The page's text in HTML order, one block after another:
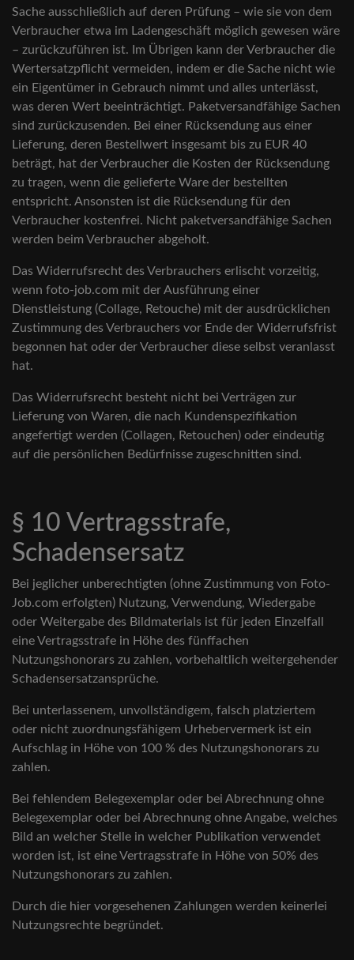
Sache ausschließlich auf deren Prüfung – wie sie von dem
Verbraucher etwa im Ladengeschäft möglich gewesen wäre
– zurückzuführen ist. Im Übrigen kann der Verbraucher die
Wertersatzpflicht vermeiden, indem er die Sache nicht wie
ein Eigentümer in Gebrauch nimmt und alles unterlässt,
was deren Wert beeinträchtigt. Paketversandfähige Sachen
sind zurückzusenden. Bei einer Rücksendung aus einer
Lieferung, deren Bestellwert insgesamt bis zu EUR 40
beträgt, hat der Verbraucher die Kosten der Rücksendung
zu tragen, wenn die gelieferte Ware der bestellten
entspricht. Ansonsten ist die Rücksendung für den
Verbraucher kostenfrei. Nicht paketversandfähige Sachen
werden beim Verbraucher abgeholt.
Das Widerrufsrecht des Verbrauchers erlischt vorzeitig,
wenn foto-job.com mit der Ausführung einer
Dienstleistung (Collage, Retouche) mit der ausdrücklichen
Zustimmung des Verbrauchers vor Ende der Widerrufsfrist
begonnen hat oder der Verbraucher diese selbst veranlasst
hat.
Das Widerrufsrecht besteht nicht bei Verträgen zur
Lieferung von Waren, die nach Kundenspezifikation
angefertigt werden (Collagen, Retouchen) oder eindeutig
auf die persönlichen Bedürfnisse zugeschnitten sind.
§ 10 Vertragsstrafe,
Schadensersatz
Bei jeglicher unberechtigten (ohne Zustimmung von Foto-
Job.com erfolgten) Nutzung, Verwendung, Wiedergabe
oder Weitergabe des Bildmaterials ist für jeden Einzelfall
eine Vertragsstrafe in Höhe des fünffachen
Nutzungshonorars zu zahlen, vorbehaltlich weitergehender
Schadensersatzansprüche.
Bei unterlassenem, unvollständigem, falsch platziertem
oder nicht zuordnungsfähigem Urhebervermerk ist ein
Aufschlag in Höhe von 100 % des Nutzungshonorars zu
zahlen.
Bei fehlendem Belegexemplar oder bei Abrechnung ohne
Belegexemplar oder bei Abrechnung ohne Angabe, welches
Bild an welcher Stelle in welcher Publikation verwendet
worden ist, ist eine Vertragsstrafe in Höhe von 50% des
Nutzungshonorars zu zahlen.
Durch die hier vorgesehenen Zahlungen werden keinerlei
Nutzungsrechte begründet.